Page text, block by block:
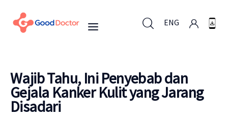
ENG
ENG
Untuk Bisnis
Wajib Tahu, Ini Penyebab dan
Gejala Kanker Kulit yang Jarang
Disadari